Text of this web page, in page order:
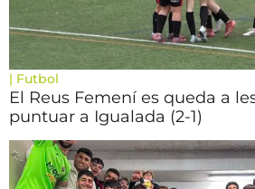
| Futbol
El Reus Femení es queda a
puntuar a Igualada (2-1)